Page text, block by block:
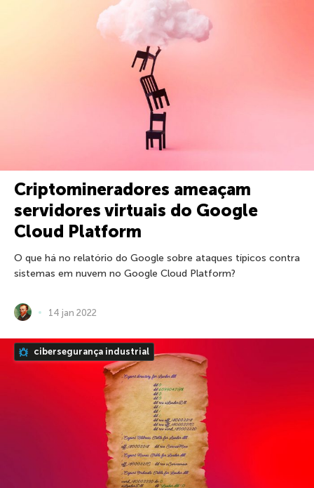
Criptomineradores ameaçam
servidores virtuais do Google
Cloud Platform
O que há no relatório do Google sobre ataques típicos contra
sistemas em nuvem no Google Cloud Platform?
14 jan 2022
cibersegurança industrial